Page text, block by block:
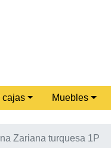
cajas Muebles
Zariana turquesa 1P